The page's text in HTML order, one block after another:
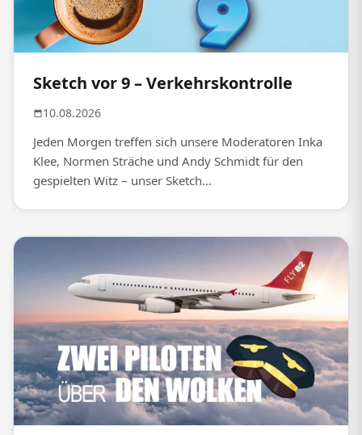
Sketch vor 9 – Verkehrskontrolle
10.08.2026
Jeden Morgen treffen sich unsere Moderatoren Inka
Klee, Normen Sträche und Andy Schmidt für den
gespielten Witz – unser Sketch...